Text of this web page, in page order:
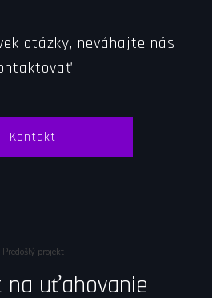
otázky, neváhajte nás
Kontakt
Predošlý projekt
uťahovanie